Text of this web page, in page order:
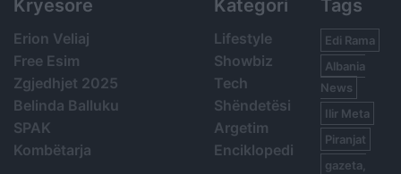
Kryesore
Erion Veliaj
Free Esim
Zgjedhjet 2025
Belinda Balluku
SPAK
Kombëtarja
Kategori
Lifestyle
Showbiz
Tech
Shëndetësi
Argetim
Enciklopedi
Tags
Edi Rama
Albania
News
Ilir Meta
Piranjat
gazeta,